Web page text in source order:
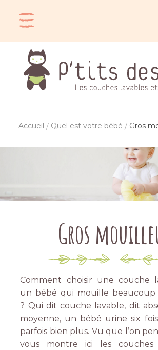
Accueil Quel est votre bébé Gros
Gros
Comment choisir une couche
un bébé qui mouille beaucoup
? Qui dit couche lavable, dit
moyenne, un bébé urine six
parfois bien plus. Vu que l’on
vous montre ici les couches